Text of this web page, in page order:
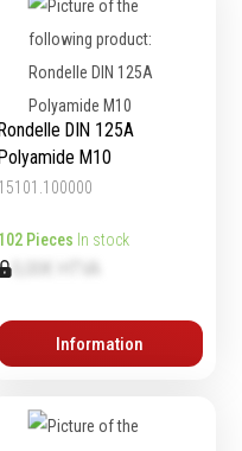
Rondelle DIN 125A
Polyamide M10
15101.100000
102 Pieces In stock
Information